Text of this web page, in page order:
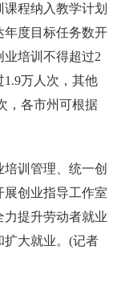
程纳入教学计划
年度目标任务数开
培训不得超过2
万人次，其他
，各市州可根据
训管理、统一创
展创业指导工作室
提升劳动者就业
扩大就业。(记者